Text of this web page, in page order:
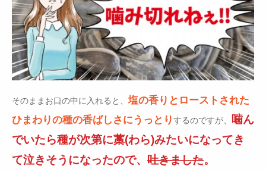
そのままお口の中に入れると、 塩の香りとローストされた
ひまわりの種の香ばしさにうっとりするのですが、
噛ん
でいたら種が次第に藁(わら)みたいになってき
て泣きそうになったので、 吐きました。